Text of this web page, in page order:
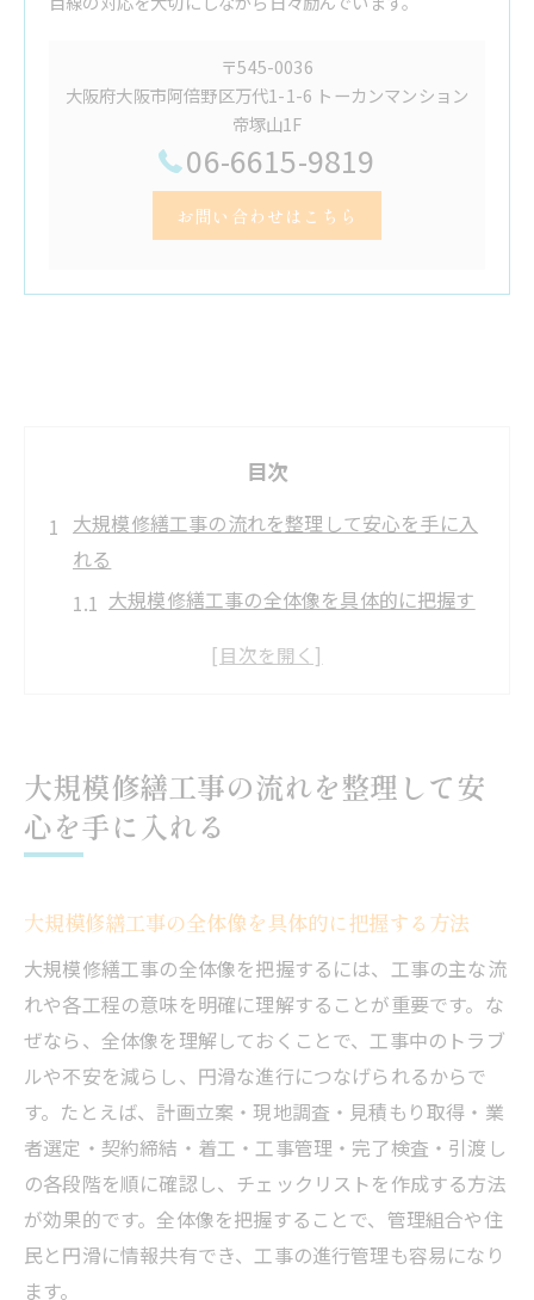
〒545-0036
大阪府大阪市阿倍野区万代1-1-6 トーカンマンション
帝塚山1F
06-6615-9819
お問い合わせはこちら
目次
大規模修繕工事の流れを整理して安心を手に入
れる
大規模修繕工事の全体像を具体的に把握す
流れを事前に知ることで生まれる安心感と
計画的な流れが工事の質を左右する理由
大規模修繕工事の不安解消に役立つポイン
工事開始前に知っておきたい大規模修繕工事の
大規模修繕工事前に押さえるべき基本知識
工事準備段階で注目したいポイントを解説
大規模修繕工事の計画立案の重要性を知る
工事開始前の流れと必要な手続きを理解す
る
基本をおさえた大規模修繕工事の進め方
住民対応も含めた大規模修繕工事のスムーズな
進め方
大規模修繕工事の流れを整理して安
心を手に入れる
大規模修繕工事の全体像を具体的に把握する方法
大規模修繕工事の全体像を把握するには、工事の主な流
れや各工程の意味を明確に理解することが重要です。な
ぜなら、全体像を理解しておくことで、工事中のトラブ
ルや不安を減らし、円滑な進行につなげられるからで
す。たとえば、計画立案・現地調査・見積もり取得・業
者選定・契約締結・着工・工事管理・完了検査・引渡し
の各段階を順に確認し、チェックリストを作成する方法
が効果的です。全体像を把握することで、管理組合や住
民と円滑に情報共有でき、工事の進行管理も容易になり
ます。